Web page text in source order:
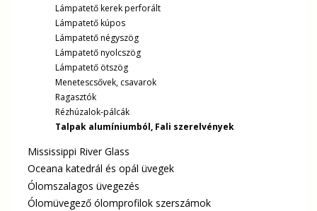
Lámpatető kerek perforált
Lámpatető kúpos
Lámpatető négyszög
Lámpatető nyolcszög
Lámpatető ötszög
Menetescsővek, csavarok
Ragasztók
Rézhúzalok-pálcák
Talpak alumíniumból, Fali szerelvények
Mississippi River Glass
Oceana katedrál és opál üvegek
Ólomszalagos üvegezés
Ólomüvegező ólomprofilok szerszámok